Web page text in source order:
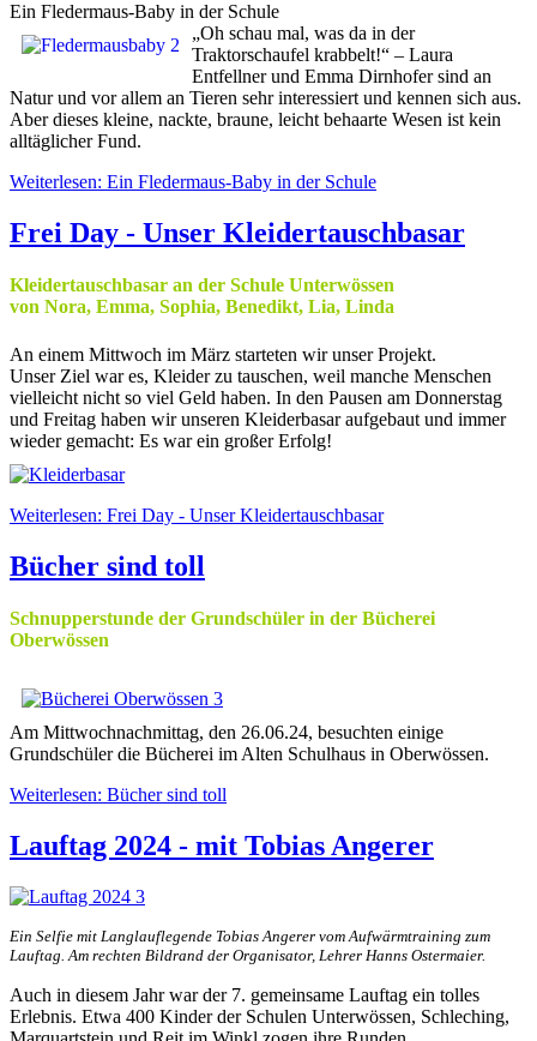
Ein Fledermaus-Baby in der Schule
„Oh schau mal, was da in der
Traktorschaufel krabbelt!“ – Laura
Entfellner und Emma Dirnhofer sind an
Natur und vor allem an Tieren sehr interessiert und kennen sich aus.
Aber dieses kleine, nackte, braune, leicht behaarte Wesen ist kein
alltäglicher Fund.
Weiterlesen: Ein Fledermaus-Baby in der Schule
Frei Day - Unser Kleidertauschbasar
Kleidertauschbasar an der Schule Unterwössen
von Nora, Emma, Sophia, Benedikt, Lia, Linda
An einem Mittwoch im März starteten wir unser Projekt.
Unser Ziel war es, Kleider zu tauschen, weil manche Menschen
vielleicht nicht so viel Geld haben. In den Pausen am Donnerstag
und Freitag haben wir unseren Kleiderbasar aufgebaut und immer
wieder gemacht: Es war ein großer Erfolg!
Weiterlesen: Frei Day - Unser Kleidertauschbasar
Bücher sind toll
Schnupperstunde der Grundschüler in der Bücherei
Oberwössen
Am Mittwochnachmittag, den 26.06.24, besuchten einige
Grundschüler die Bücherei im Alten Schulhaus in Oberwössen.
Weiterlesen: Bücher sind toll
Lauftag 2024 - mit Tobias Angerer
Ein Selfie mit Langlauflegende Tobias Angerer vom Aufwärmtraining zum
Lauftag. Am rechten Bildrand der Organisator, Lehrer Hanns Ostermaier.
Auch in diesem Jahr war der 7. gemeinsame Lauftag ein tolles
Erlebnis. Etwa 400 Kinder der Schulen Unterwössen, Schleching,